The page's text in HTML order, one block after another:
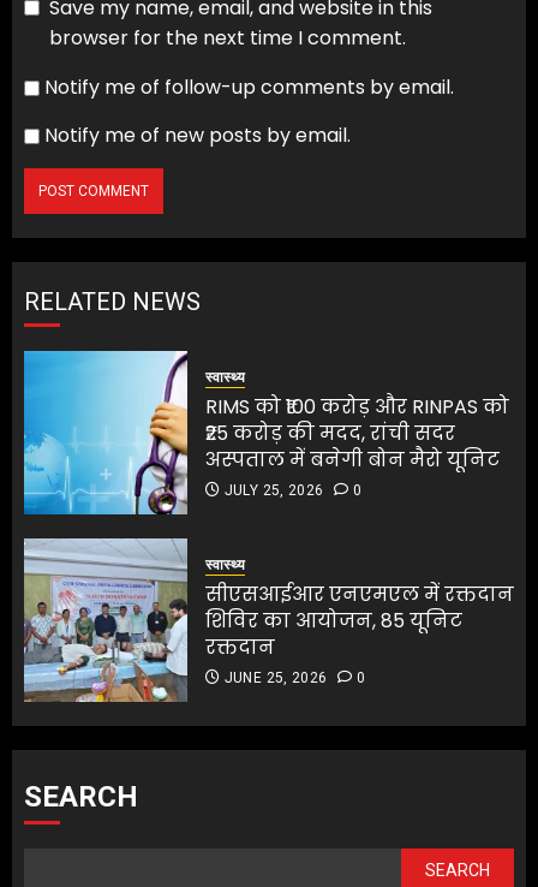
Save my name, email, and website in this
browser for the next time I comment.
Notify me of follow-up comments by email.
Notify me of new posts by email.
RELATED NEWS
स्वास्थ्य
RIMS को ₹100 करोड़ और RINPAS को
₹25 करोड़ की मदद, रांची सदर
अस्पताल में बनेगी बोन मैरो यूनिट
JULY 25, 2026 0
स्वास्थ्य
सीएसआईआर एनएमएल में रक्तदान
शिविर का आयोजन, 85 यूनिट
रक्तदान
JUNE 25, 2026 0
SEARCH
SEARCH